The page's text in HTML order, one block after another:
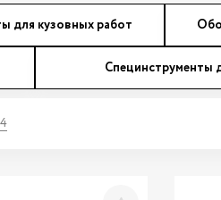
для кузовных работ
Специнструменты